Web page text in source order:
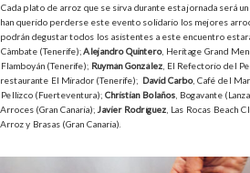
Cada plato de arroz que se sirva durante esta jornada será
han querido perderse este evento solidario los mejores
podrán degustar todos los asistentes a este encuentro
Càmbate (Tenerife);Alejandro Quintero, Heritage Grand
Flamboyán (Tenerife); Ruymán González , El Refectorio del
restaurante El Mirador (Tenerife); David Carbo, Café del
Pellizco (Fuerteventura); Christian Bolaños , Bogavante
Arroces (Gran Canaria); Javier Rodríguez , Las Rocas Beach
Arroz y Brasas (Gran Canaria).